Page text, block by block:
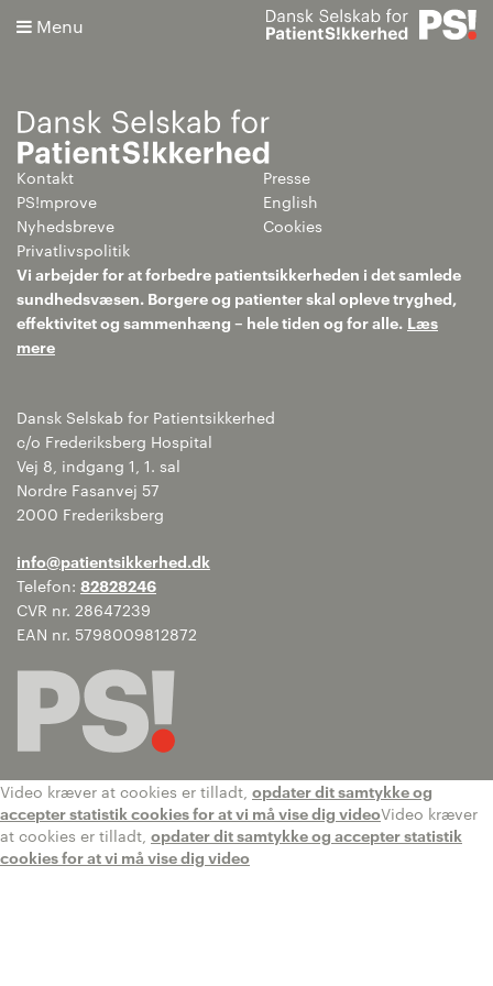
Menu
Søg
Avanceret søgning
Kontakt
Presse
PS!mprove
English
Nyhedsbreve
Cookies
Privatlivspolitik
Vi arbejder for at forbedre patientsikkerheden i det samlede
sundhedsvæsen. Borgere og patienter skal opleve tryghed,
effektivitet og sammenhæng – hele tiden og for alle. Læs
mere
Dansk Selskab for Patientsikkerhed
c/o Frederiksberg Hospital
Vej 8, indgang 1, 1. sal
Nordre Fasanvej 57
2000 Frederiksberg
info@patientsikkerhed.dk
Telefon: 82828246
CVR nr. 28647239
EAN nr. 5798009812872
Video kræver at cookies er tilladt, opdater dit samtykke og
accepter statistik cookies for at vi må vise dig videoVideo kræver
at cookies er tilladt, opdater dit samtykke og accepter statistik
cookies for at vi må vise dig video